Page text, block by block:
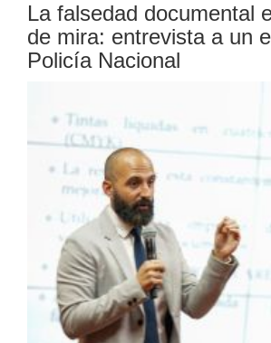
La falsedad documental
de mira: entrevista a un
Policía Nacional